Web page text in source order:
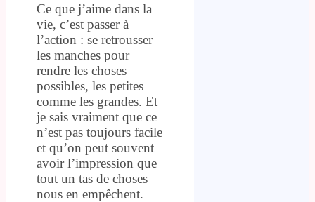
Ce que j’aime dans la
vie, c’est passer à
l’action : se retrousser
les manches pour
rendre les choses
possibles, les petites
comme les grandes. Et
je sais vraiment que ce
n’est pas toujours facile
et qu’on peut souvent
avoir l’impression que
tout un tas de choses
nous en empêchent.